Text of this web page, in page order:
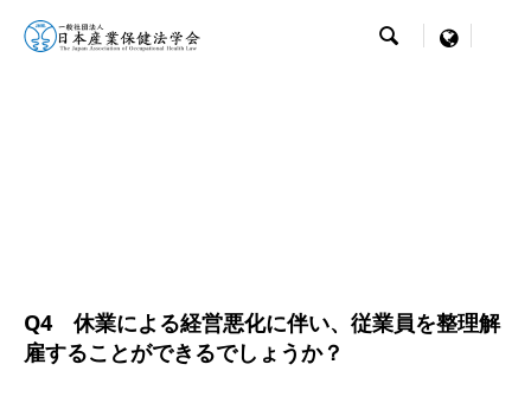

Q4 休業による経営悪化に伴い、従業員を整理解
雇することができるでしょうか？